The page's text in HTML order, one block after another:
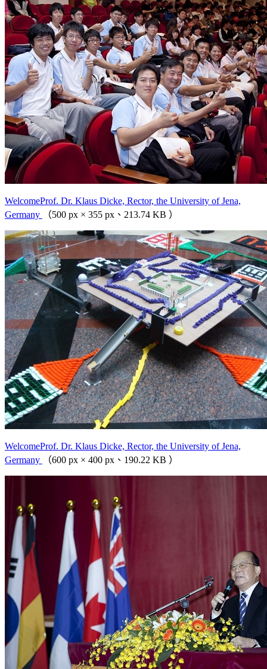
WelcomeProf. Dr. Klaus Dicke, Rector, the University of Jena,
Germany
（500 px × 355 px、213.74 KB ）
WelcomeProf. Dr. Klaus Dicke, Rector, the University of Jena,
Germany
（600 px × 400 px、190.22 KB ）